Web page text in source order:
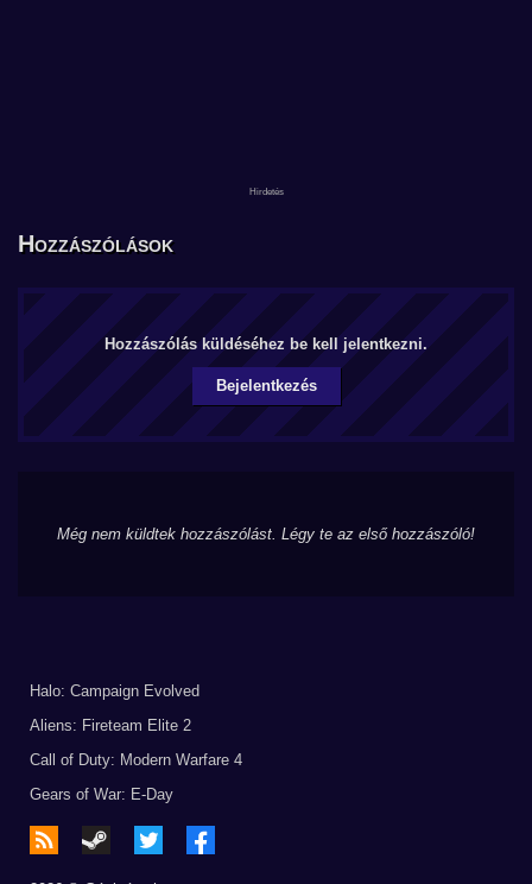
Hozzászólások
Hozzászólás küldéséhez be kell jelentkezni.
Bejelentkezés
Még nem küldtek hozzászólást. Légy te az első hozzászóló!
Halo: Campaign Evolved
Aliens: Fireteam Elite 2
Call of Duty: Modern Warfare 4
Gears of War: E-Day